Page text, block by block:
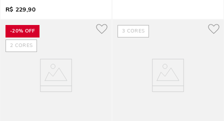
R$ 229,90
-20% OFF
2 CORES
3 CORES